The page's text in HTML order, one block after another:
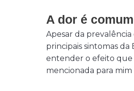
A dor é
Apesar da
principais sintomas
entender o efeito que
mencionada para